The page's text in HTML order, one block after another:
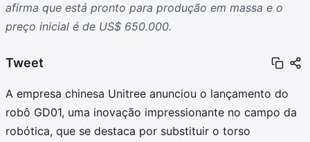
afirma que está pronto para produção em massa e o
preço inicial é de US$ 650.000.
Tweet
A empresa chinesa Unitree anunciou o lançamento do
robô GD01, uma inovação impressionante no campo da
robótica, que se destaca por substituir o torso